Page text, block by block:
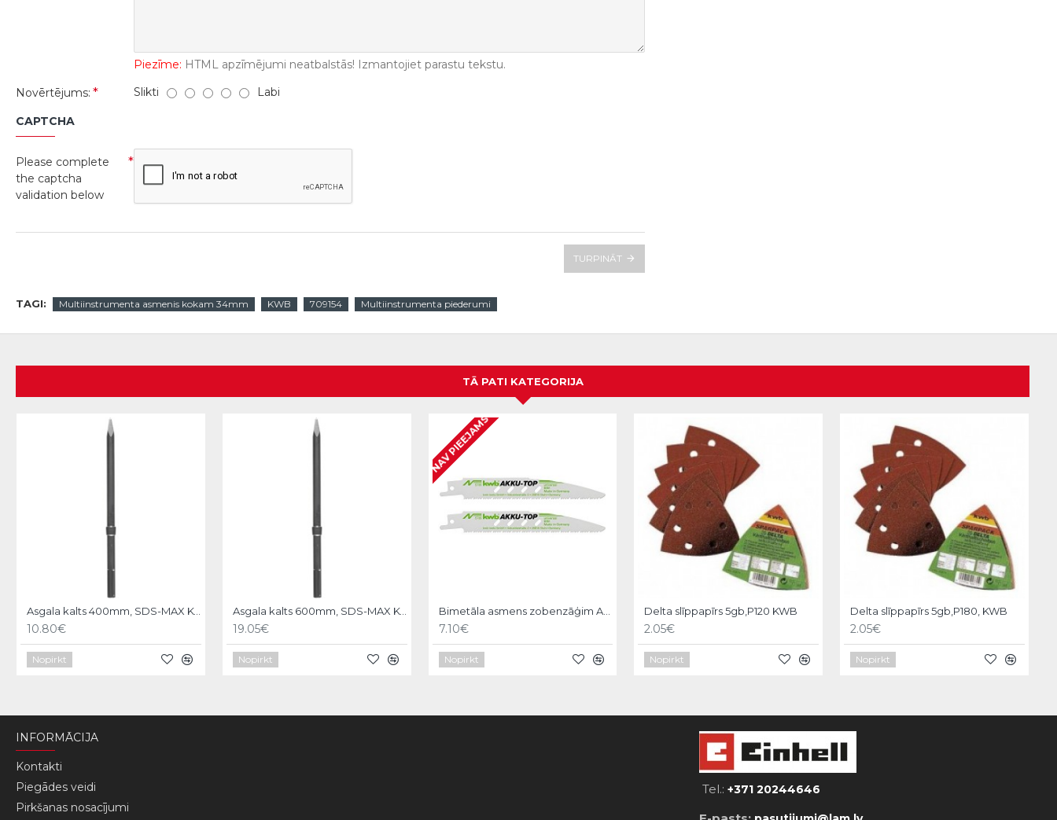
Piezīme: HTML apzīmējumi neatbalstās! Izmantojiet parastu tekstu.
Novērtējums:
Slikti Labi
CAPTCHA
Please complete
the captcha
validation below
TURPINĀT
TAGI: Multiinstrumenta asmenis kokam 34mm KWB 709154 Multiinstrumenta piederumi
TĀ PATI KATEGORIJA
Asgala kalts 400mm, SDS-MAX KWB
10.80€
Nopirkt
Asgala kalts 600mm, SDS-MAX KWB
19.05€
Nopirkt
NAV PIEEJAMS
Bimetāla asmens zobenzāģim AKKU-TOP,150/130mm,2gb, KWB
7.10€
Nopirkt
Delta slīppapīrs 5gb,P120 KWB
2.05€
Nopirkt
Delta slīppapīrs 5gb,P180, KWB
2.05€
Nopirkt
INFORMĀCIJA
Kontakti
Piegādes veidi
Pirkšanas nosacījumi
Tel.:+371 20244646